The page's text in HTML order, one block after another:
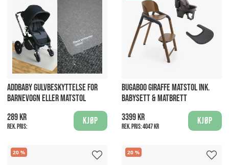
ADDBABY GULVBESKYTTELSE FOR
BARNEVOGN ELLER MATSTOL
289 kr
Rek. pris:
Kjøp
BUGABOO GIRAFFE MATSTOL INK.
BABYSETT & MATBRETT
3399 kr
Rek. pris:4047 kr
Kjøp
20 20